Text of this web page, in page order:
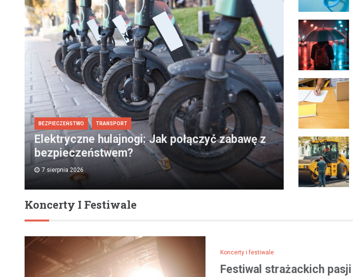
BEZPIECZEŃSTWO TRANSPORT
Elektryczne hulajnogi: Jak połączyć zabawę z
bezpieczeństwem?
7 sierpnia 2026
Koncerty I Festiwale
Koncerty i festiwale
Festiwal strażackich